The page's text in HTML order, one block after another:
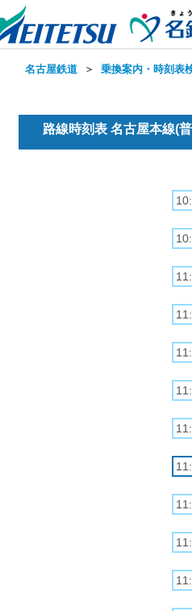
名古屋鉄道 ＞ 乗換案内・時刻表
路線時刻表 名古屋本線(